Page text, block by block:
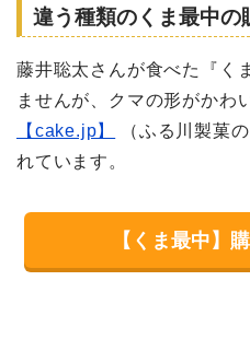
違う種類のくま最中の
藤井聡太さんが食べた『く
ませんが、クマの形がかわ
【cake.jp】
（ふる川製菓
れています。
【くま最中】